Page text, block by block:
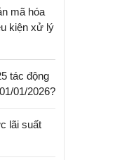
mã hóa
kiện xử lý
tác động
01/2026?
lãi suất